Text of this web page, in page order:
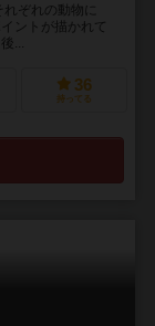
ぞれの動物に
ントが描かれて
...
36
持ってる